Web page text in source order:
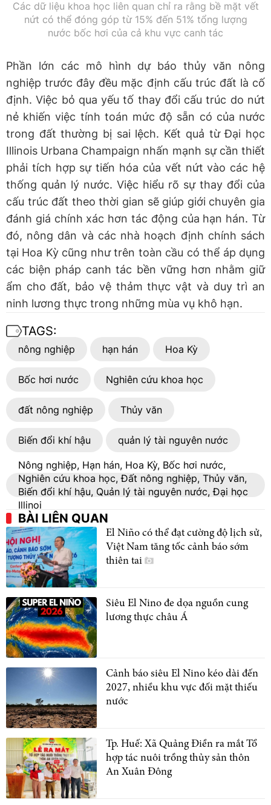
Các dữ liệu khoa học liên quan chỉ ra rằng bề mặt vết
nứt có thể đóng góp từ 15% đến 51% tổng lượng
nước bốc hơi của cả khu vực canh tác
Phần lớn các mô hình dự báo thủy văn nông
nghiệp trước đây đều mặc định cấu trúc đất là cố
định. Việc bỏ qua yếu tố thay đổi cấu trúc do nứt
nẻ khiến việc tính toán mức độ sẵn có của nước
trong đất thường bị sai lệch. Kết quả từ Đại học
Illinois Urbana Champaign nhấn mạnh sự cần thiết
phải tích hợp sự tiến hóa của vết nứt vào các hệ
thống quản lý nước. Việc hiểu rõ sự thay đổi của
cấu trúc đất theo thời gian sẽ giúp giới chuyên gia
đánh giá chính xác hơn tác động của hạn hán. Từ
đó, nông dân và các nhà hoạch định chính sách
tại Hoa Kỳ cũng như trên toàn cầu có thể áp dụng
các biện pháp canh tác bền vững hơn nhằm giữ
ẩm cho đất, bảo vệ thảm thực vật và duy trì an
ninh lương thực trong những mùa vụ khô hạn.
TAGS:
nông nghiệp hạn hán Hoa Kỳ
Bốc hơi nước Nghiên cứu khoa học
đất nông nghiệp Thủy văn
Biến đổi khí hậu quản lý tài nguyên nước
Nông nghiệp, Hạn hán, Hoa Kỳ, Bốc hơi nước,
Nghiên cứu khoa học, Đất nông nghiệp, Thủy văn,
Biến đổi khí hậu, Quản lý tài nguyên nước, Đại học
Illinoi
BÀI LIÊN QUAN
El Niño có thể đạt cường độ lịch sử,
Việt Nam tăng tốc cảnh báo sớm
thiên tai
Siêu El Nino đe dọa nguồn cung
lương thực châu Á
Cảnh báo siêu El Nino kéo dài đến
2027, nhiều khu vực đối mặt thiếu
nước
Tp. Huế: Xã Quảng Điền ra mắt Tổ
hợp tác nuôi trồng thủy sản thôn
An Xuân Đông